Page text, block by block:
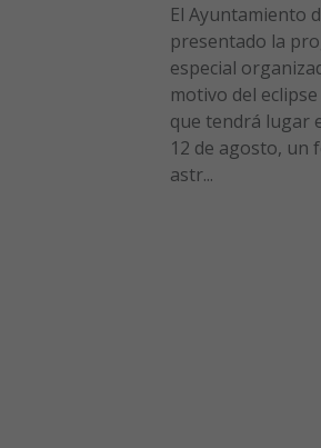
El Ayuntamiento
presentado la
especial
motivo del
que tendrá lugar
12 de agosto, un
astr...